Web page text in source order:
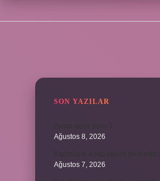
SON YAZILAR
Ağustos 8, 2026
Ağustos 7, 2026